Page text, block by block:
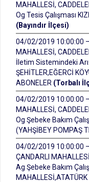
MAHALLESİ,
Og Tesis Çalışması
(Bayındır İlçesi)
04/02/2019 10:00:00
MAHALLESİ,
İletim Sistemindeki
ŞEHİTLER,EĞERCİ
ABONELER (Torbalı
04/02/2019 10:00:00
MAHALLESİ,
Og Şebeke Bakım
(YAHŞİBEY POMPAŞ
04/02/2019 10:00:00
ÇANDARLI
Ag Şebeke Bakım